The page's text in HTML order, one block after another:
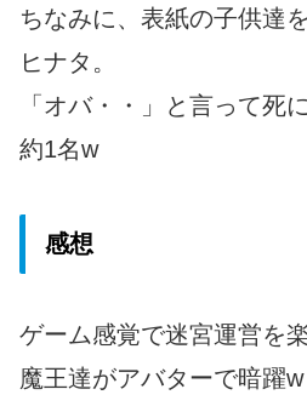
ちなみに、表紙の子供達
ヒナタ。
「オバ・・」と言って死
約1名w
感想
ゲーム感覚で迷宮運営を
魔王達がアバターで暗躍w